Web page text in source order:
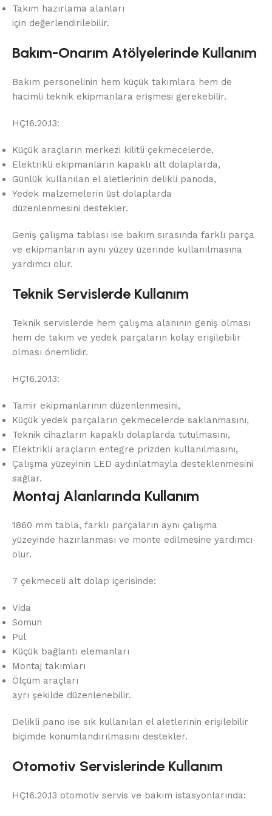
Takım hazırlama alanları
için değerlendirilebilir.
Bakım-Onarım Atölyelerinde Kullanım
Bakım personelinin hem küçük takımlara hem de
hacimli teknik ekipmanlara erişmesi gerekebilir.
HÇ16.20.13:
Küçük araçların merkezi kilitli çekmecelerde,
Elektrikli ekipmanların kapaklı alt dolaplarda,
Günlük kullanılan el aletlerinin delikli panoda,
Yedek malzemelerin üst dolaplarda
düzenlenmesini destekler.
Geniş çalışma tablası ise bakım sırasında farklı parça
ve ekipmanların aynı yüzey üzerinde kullanılmasına
yardımcı olur.
Teknik Servislerde Kullanım
Teknik servislerde hem çalışma alanının geniş olması
hem de takım ve yedek parçaların kolay erişilebilir
olması önemlidir.
HÇ16.20.13:
Tamir ekipmanlarının düzenlenmesini,
Küçük yedek parçaların çekmecelerde saklanmasını,
Teknik cihazların kapaklı dolaplarda tutulmasını,
Elektrikli araçların entegre prizden kullanılmasını,
Çalışma yüzeyinin LED aydınlatmayla desteklenmesini
sağlar.
Montaj Alanlarında Kullanım
1860 mm tabla, farklı parçaların aynı çalışma
yüzeyinde hazırlanması ve monte edilmesine yardımcı
olur.
7 çekmeceli alt dolap içerisinde:
Vida
Somun
Pul
Küçük bağlantı elemanları
Montaj takımları
Ölçüm araçları
ayrı şekilde düzenlenebilir.
Delikli pano ise sık kullanılan el aletlerinin erişilebilir
biçimde konumlandırılmasını destekler.
Otomotiv Servislerinde Kullanım
HÇ16.20.13 otomotiv servis ve bakım istasyonlarında: